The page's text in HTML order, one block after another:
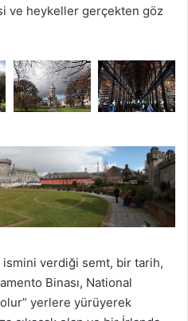
ve heykeller gerçekten göz
verdiği semt, bir tarih,
Binası, National
yerlere yürüyerek